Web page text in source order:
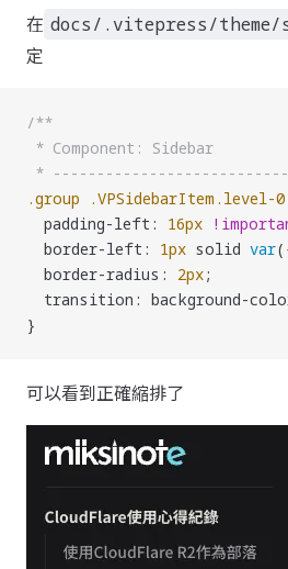
在 docs/.vitepress/
定
/**
* Component: Sidebar
*
.group .VPSidebarItem.level-0
  padding-left
: 16px
  border-left
: 1px solid var(
  border-radius
: 2px;
  transition
: background-
}
可以看到正確縮排了